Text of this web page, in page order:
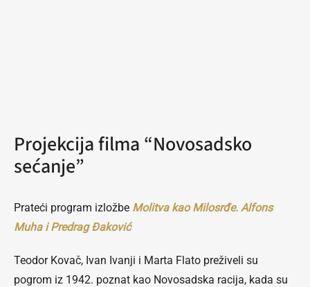
Projekcija filma “Novosadsko
sećanje”
Prateći program izložbe Molitva kao Milosrđe. Alfons
Muha i Predrag Đaković
Teodor Kovač, Ivan Ivanji i Marta Flato preživeli su
pogrom iz 1942. poznat kao Novosadska racija, kada su